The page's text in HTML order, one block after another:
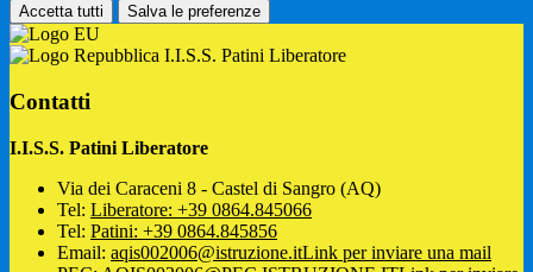
Accetta tutti Salva le preferenze
I.I.S.S. Patini Liberatore
Contatti
I.I.S.S. Patini Liberatore
Via dei Caraceni 8 - Castel di Sangro (AQ)
Tel: Liberatore: +39 0864.845066
Tel: Patini: +39 0864.845856
Email: aqis002006@istruzione.itLink per inviare una mail